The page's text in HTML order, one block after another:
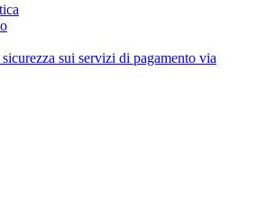
sui servizi di pagamento via